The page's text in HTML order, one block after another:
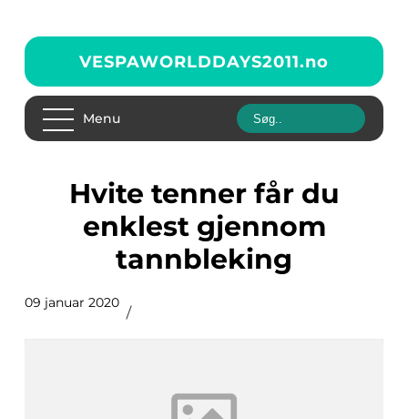
VESPAWORLDDAYS2011.no
Menu
Hvite tenner får du
enklest gjennom
tannbleking
09 januar 2020